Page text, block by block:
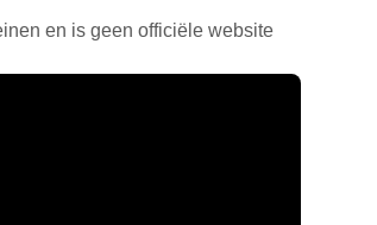
en is geen officiële website